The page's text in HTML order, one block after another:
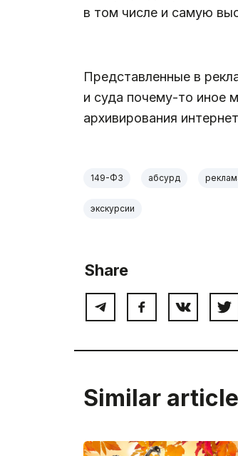
в том числе и самую
Представленные в
и суда почему-то иное
архивирования
149-ФЗ абсурд
экскурсии
Share
Similar